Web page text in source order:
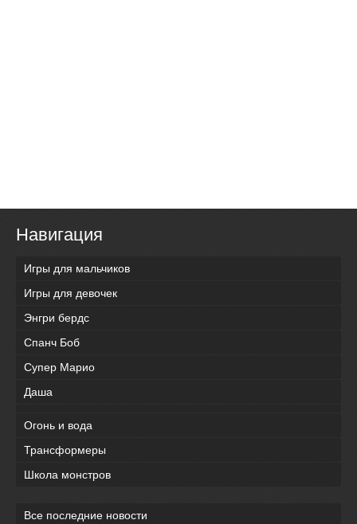
Навигация
Игры для мальчиков
Игры для девочек
Энгри бердс
Спанч Боб
Супер Марио
Даша
Огонь и вода
Трансформеры
Школа монстров
Все последние новости